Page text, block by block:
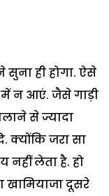
सुना ही होगा. ऐसे
में न आएं. जैसे गाड़ी
से ज्यादा
क्योंकि जरा सा
नहीं लेता है. हो
खामियाजा दूसरे